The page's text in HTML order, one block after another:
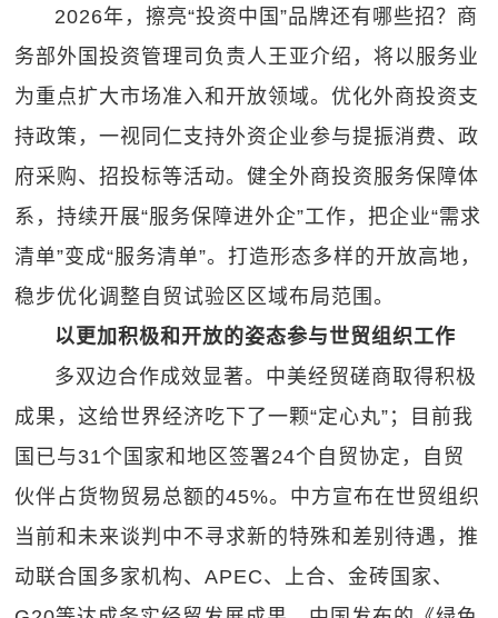
2026年，擦亮“投资中国”品牌还有哪些招？商
务部外国投资管理司负责人王亚介绍，将以服务业
为重点扩大市场准入和开放领域。优化外商投资支
持政策，一视同仁支持外资企业参与提振消费、政
府采购、招投标等活动。健全外商投资服务保障体
系，持续开展“服务保障进外企”工作，把企业“需求
清单”变成“服务清单”。打造形态多样的开放高地，
稳步优化调整自贸试验区区域布局范围。
以更加积极和开放的姿态参与世贸组织工作
多双边合作成效显著。中美经贸磋商取得积极
成果，这给世界经济吃下了一颗“定心丸”；目前我
国已与31个国家和地区签署24个自贸协定，自贸
伙伴占货物贸易总额的45%。中方宣布在世贸组织
当前和未来谈判中不寻求新的特殊和差别待遇，推
动联合国多家机构、APEC、上合、金砖国家、